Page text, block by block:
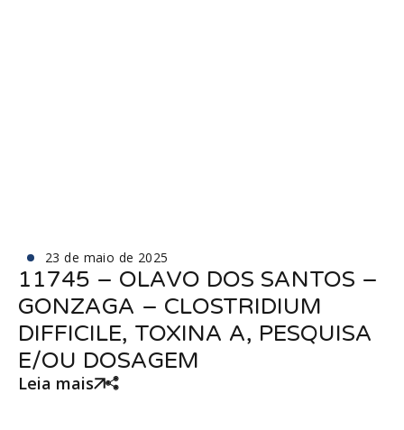
23 de maio de 2025
11745 – OLAVO DOS SANTOS –
GONZAGA – CLOSTRIDIUM
DIFFICILE, TOXINA A, PESQUISA
E/OU DOSAGEM
Leia mais